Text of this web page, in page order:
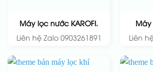
Máy lọc nước KAROFI.
Liên hệ Zalo 0903261891
Máy
Liên